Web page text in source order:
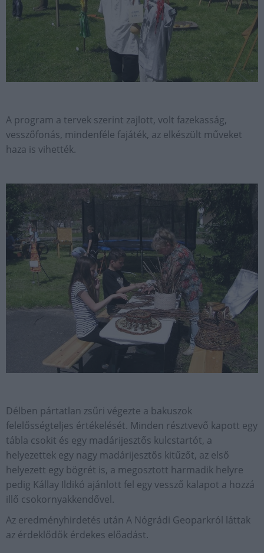
A program a tervek szerint zajlott, volt fazekasság,
vesszőfonás, mindenféle fajáték, az elkészült műveket
haza is vihették.
Délben pártatlan zsűri végezte a bakuszok
felelősségteljes értékelését. Minden résztvevő kapott egy
tábla csokit és egy madárijesztős kulcstartót, a
helyezettek egy nagy madárijesztős kitűzőt, az első
helyezett egy bögrét is, a megosztott harmadik helyre
pedig Kállay Ildikó ajánlott fel egy vessző kalapot a hozzá
illő csokornyakkendővel.
Az eredményhirdetés után A Nógrádi Geoparkról láttak
az érdeklődők érdekes előadást.